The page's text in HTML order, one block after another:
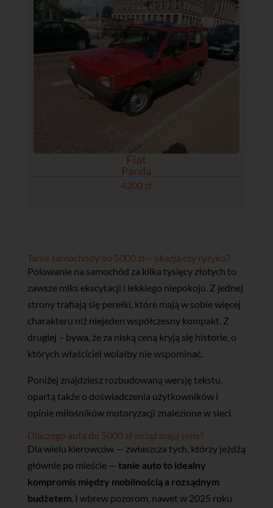
Fiat
Panda
4200 zł
Tanie samochody do 5000 zł – okazja czy ryzyko?
Polowanie na samochód za kilka tysięcy złotych to
zawsze miks ekscytacji i lekkiego niepokoju. Z jednej
strony trafiają się perełki, które mają w sobie więcej
charakteru niż niejeden współczesny kompakt. Z
drugiej – bywa, że za niską ceną kryją się historie, o
których właściciel wolałby nie wspominać.
Poniżej znajdziesz rozbudowaną wersję tekstu,
opartą także o doświadczenia użytkowników i
opinie miłośników motoryzacji znalezione w sieci.
Dlaczego auta do 5000 zł wciąż mają sens?
Dla wielu kierowców — zwłaszcza tych, którzy jeżdżą
głównie po mieście — tanie auto to idealny
kompromis między mobilnością a rozsądnym
budżetem. I wbrew pozorom, nawet w 2025 roku